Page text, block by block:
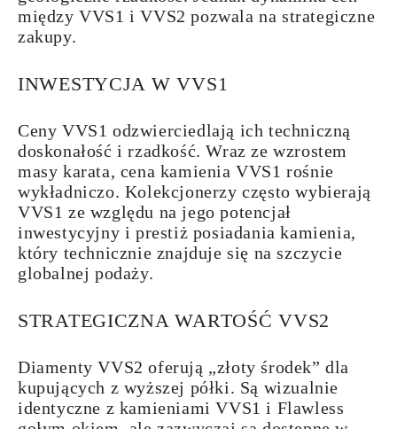
między VVS1 i VVS2 pozwala na strategiczne
zakupy.
INWESTYCJA W VVS1
Ceny VVS1 odzwierciedlają ich techniczną
doskonałość i rzadkość. Wraz ze wzrostem
masy karata, cena kamienia VVS1 rośnie
wykładniczo. Kolekcjonerzy często wybierają
VVS1 ze względu na jego potencjał
inwestycyjny i prestiż posiadania kamienia,
który technicznie znajduje się na szczycie
globalnej podaży.
STRATEGICZNA WARTOŚĆ VVS2
Diamenty VVS2 oferują „złoty środek” dla
kupujących z wyższej półki. Są wizualnie
identyczne z kamieniami VVS1 i Flawless